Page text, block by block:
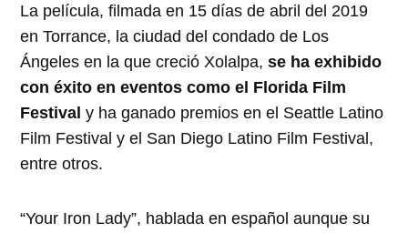
La película, filmada en 15 días de abril del 2019
en Torrance, la ciudad del condado de Los
Ángeles en la que creció Xolalpa,se ha exhibido
con éxito en eventos como el Florida Film
Festival y ha ganado premios en el Seattle Latino
Film Festival y el San Diego Latino Film Festival,
entre otros.
“Your Iron Lady”, hablada en español aunque su